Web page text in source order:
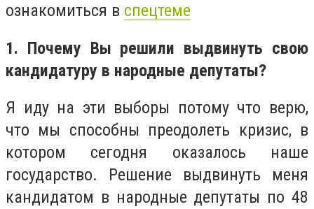
ознакомиться в спецтеме
1. Почему Вы решили выдвинуть свою
кандидатуру в народные депутаты?
Я иду на эти выборы потому что верю,
что мы способны преодолеть кризис, в
котором сегодня оказалось наше
государство. Решение выдвинуть меня
кандидатом в народные депутаты по 48